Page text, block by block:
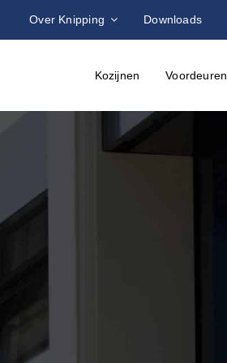
Over Knipping Downloads
Kozijnen Voordeuren